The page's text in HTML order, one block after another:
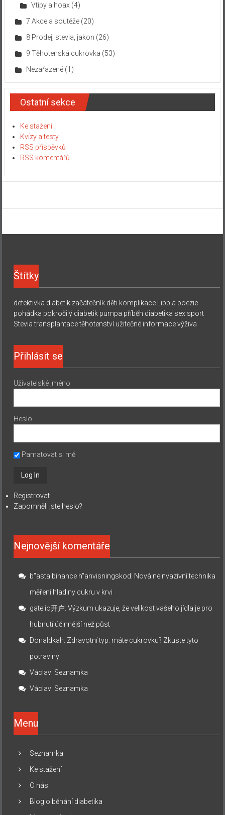
Vtipy a hoax (4)
7 Akce a soutěže(20)
8 Prodej, stevia, jakon (26)
9 Těhotenská cukrovka (53)
Nezařazené(1)
Ostatní sekce
Ke stažení
Kvízy a testy
RSS příspěvků
RSS komentářů
Štítky
detektivka diabetik začátečník děti komplikace Lippia poezie
pohádka pokročilý diabetik pumpa příběh diabetika sex sport
Stevia transplantace těhotenství užitečné informace výživa
Přihlásit se
Uživatelské jméno
Heslo
Pamatovat si mě
Registrovat
Zapomněli jste heslo?
Nejnovější komentáře
b"asta binance h"anvisningskod: Nová neinvazivní technika
měření hladiny cukru v krvi
gate io开户:Výzkum ukazuje, že velikost vašeho jídla je pro
hubnutí účinnější než půst
Donaldkah: Zdravotní typ: máte cukrovku? Zkuste tyto
potraviny
Václav: Seznamka
Václav: Seznamka
Menu
Seznamka
Ke stažení
O nás
Blog o běhání diabetika